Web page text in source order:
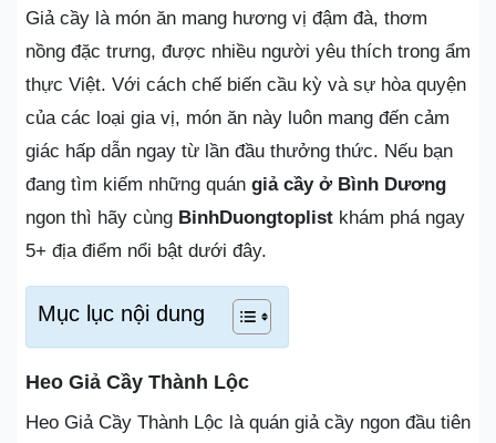
Giả cầy là món ăn mang hương vị đậm đà, thơm
nồng đặc trưng, được nhiều người yêu thích trong ẩm
thực Việt. Với cách chế biến cầu kỳ và sự hòa quyện
của các loại gia vị, món ăn này luôn mang đến cảm
giác hấp dẫn ngay từ lần đầu thưởng thức. Nếu bạn
đang tìm kiếm những quán giả cầy ở Bình Dương
ngon thì hãy cùng BinhDuongtoplist khám phá ngay
5+ địa điểm nổi bật dưới đây.
Mục lục nội dung
Heo Giả Cầy Thành Lộc
Heo Giả Cầy Thành Lộc là quán giả cầy ngon đầu tiên